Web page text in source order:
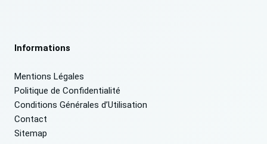
Informations
Mentions Légales
Politique de Confidentialité
Conditions Générales d’Utilisation
Contact
Sitemap